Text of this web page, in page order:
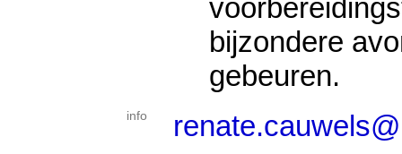
bijzondere
gebeuren.
info